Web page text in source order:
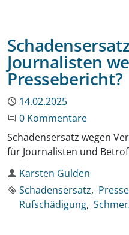
Journalisten
Pressebericht?
Publiziert
14.02.2025
Beginne eine
0 Kommentare
Schadensersatz wegen
für Journalisten und
Autor
Karsten Gulden
Schlagworte
Schadensersatz
Rufschädigung